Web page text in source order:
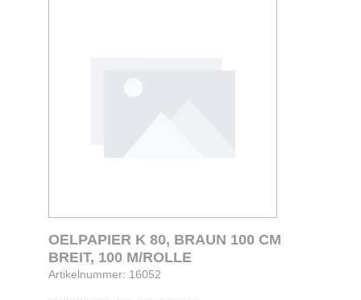
OELPAPIER K 80, BRAUN 100 CM
BREIT, 100 M/ROLLE
Artikelnummer: 16052